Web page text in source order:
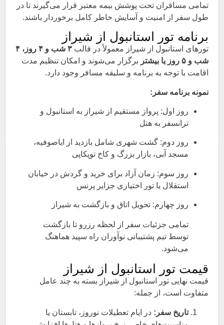
تمامی مسافران تحت پوشش بیمه معتبر قرار می‌گیرند تا در
طول سفر از امنیت و آسایش خاطر کامل برخوردار باشند.
برنامه تور استانبول از شیراز
تورهای استانبول از شیراز معمولاً در قالب
۳ شب و ۴ روز، ۴
شب و ۵ روز یا بیشتر
برگزار می‌شوند و امکان تنظیم مدت
اقامت با توجه به برنامه و سلیقه مسافر وجود دارد.
نمونه برنامه سفر:
روز اول: پرواز مستقیم از شیراز به استانبول و
ترانسفر به هتل
روز دوم: گشت شهری شامل بازدید از ایاصوفیه،
مسجد آبی، بازار بزرگ و کاخ توپکاپی
روز سوم: زمان آزاد برای خرید و گردش در خیابان
استقلال یا تور اختیاری جزایر پرنس
روز چهارم: تحویل اتاق و بازگشت به شیراز
تمامی جزئیات سفر از لحظه رزرو تا بازگشت
توسط تیم پشتیبانی نوآوران راه سپید هماهنگ
می‌شود.
قیمت تور استانبول از شیراز
قیمت نهایی تور استانبول از شیراز بسته به چند عامل
متفاوت است، از جمله:
تاریخ سفر: در ایام تعطیلات نوروز، تابستان یا